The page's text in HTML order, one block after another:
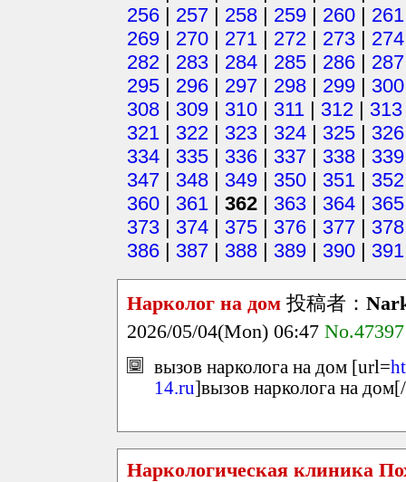
256 | 257 | 258 | 259 | 260 | 261
269 | 270 | 271 | 272 | 273 | 274
282 | 283 | 284 | 285 | 286 | 287
295 | 296 | 297 | 298 | 299 | 300
308 | 309 | 310 | 311 | 312 | 313
321 | 322 | 323 | 324 | 325 | 326
334 | 335 | 336 | 337 | 338 | 339
347 | 348 | 349 | 350 | 351 | 352
360 | 361 | 362 | 363 | 364 | 365
373 | 374 | 375 | 376 | 377 | 378
386 | 387 | 388 | 389 | 390 | 391
Нарколог на дом 投稿者：
2026/05/04(Mon) 06:47 No.47397
вызов нарколога на дом [url=
14.ru]вызов нарколога на
Наркологическая клиника